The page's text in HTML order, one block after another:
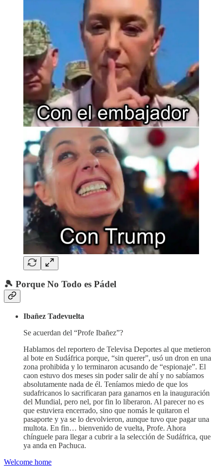
🎾 Porque No Todo es Pádel
Ibañez Tadevuelta
Se acuerdan del “Profe Ibañez”?
Hablamos del reportero de Televisa Deportes al que metieron
al bote en Sudáfrica porque, “sin querer”, usó un dron en una
zona prohibida y lo terminaron acusando de “espionaje”. El
caon estuvo dos meses sin poder salir de ahí y no sabíamos
absolutamente nada de él. Teníamos miedo de que los
sudafricanos lo sacrificaran para ganarnos en la inauguración
del Mundial, pero nel, por fin lo liberaron. Al parecer no es
que estuviera encerrado, sino que nomás le quitaron el
pasaporte y ya se lo devolvieron, aunque tuvo que pagar una
multota. En fin… bienvenido de vuelta, Profe. Ahora
chínguele para llegar a cubrir a la selección de Sudáfrica, que
ya anda en Pachuca.
Welcome home